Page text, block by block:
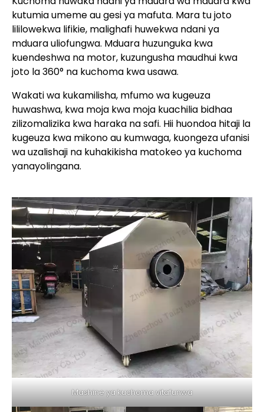
kutumia umeme au gesi ya mafuta. Mara tu joto
lililowekwa lifikie, malighafi huwekwa ndani ya
mduara uliofungwa. Mduara huzunguka kwa
kuendeshwa na motor, kuzungusha maudhui kwa
joto la 360° na kuchoma kwa usawa.
Wakati wa kukamilisha, mfumo wa kugeuza
huwashwa, kwa moja kwa moja kuachilia bidhaa
zilizomalizika kwa haraka na safi. Hii huondoa hitaji la
kugeuza kwa mikono au kumwaga, kuongeza ufanisi
wa uzalishaji na kuhakikisha matokeo ya kuchoma
yanayolingana.
Mashine ya kuchoma vitafunwa